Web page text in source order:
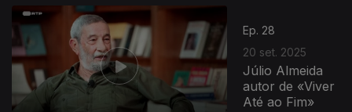
Ep. 28
20 set. 2025
Júlio Almeida
autor de «Viver
Até ao Fim»